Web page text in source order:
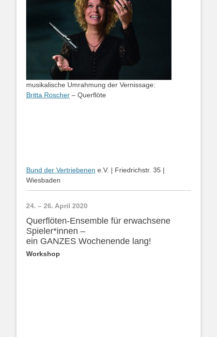
musikalische Umrahmung der Vernissage:
Britta Roscher – Querflöte
Bund der Vertriebenen e.V. | Friedrichstr. 35 |
Wiesbaden
24. – 26. April 2020
Querflöten-Ensemble für erwachsene
Spieler*innen –
ein GANZES Wochenende lang!
Workshop